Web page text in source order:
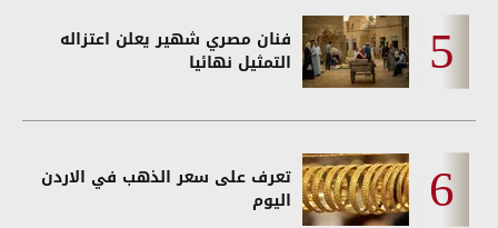
فنان مصري شهير يعلن اعتزاله
التمثيل نهائيا
تعرف على سعر الذهب في الاردن
اليوم